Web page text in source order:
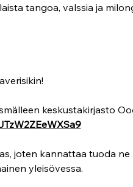
tangoa, valssia ja
keskustakirjasto
joten kannattaa tuoda
yleisövessa.